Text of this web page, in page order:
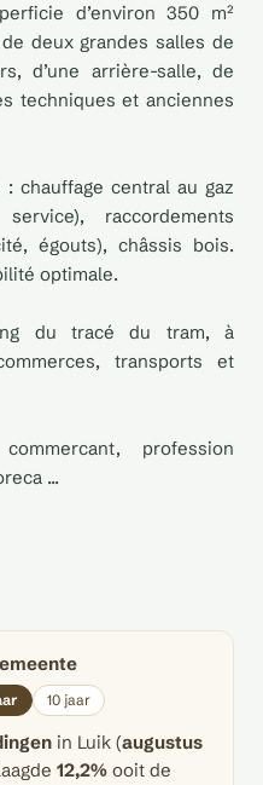
d’environ 350 m²
deux grandes salles de
d’une arrière-salle, de
techniques et anciennes
chauffage central au gaz
raccordements
égouts), châssis bois.
optimale.
du tracé du tram, à
transports et
profession
...
10 jaar
in Luik (augustus
12,2% ooit de